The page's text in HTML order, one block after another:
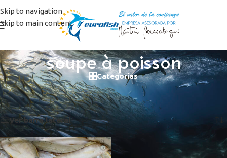
Skip to navigation
Skip to main content
soupe à poisson
Categorías
Inicio/Productos etiquetados “soupe à poisson”
Mostrando el único resultado
Ver barra lateral